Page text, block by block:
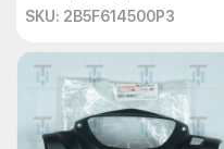
SKU: 2B5F614500P3